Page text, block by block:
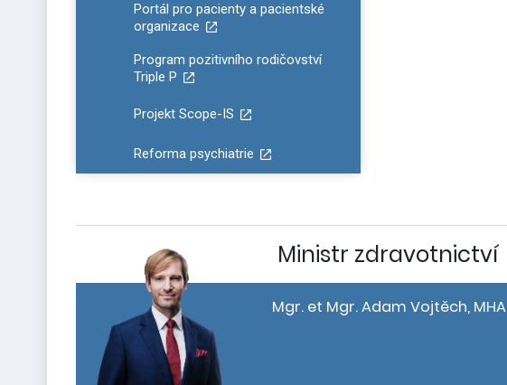
Portál pro pacienty a pacientské
organizace
Program pozitivního rodičovství
Triple P
Projekt Scope-IS
Reforma psychiatrie
Ministr zdravotnictví
Mgr. et Mgr. Adam Vojtěch, MHA